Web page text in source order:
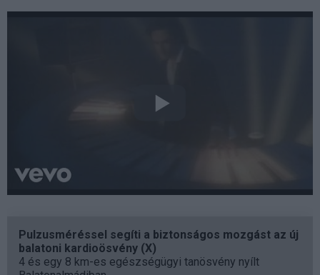
Pulzusméréssel segíti a biztonságos mozgást az új
balatoni kardioösvény (X)
4 és egy 8 km-es egészségügyi tanösvény nyílt